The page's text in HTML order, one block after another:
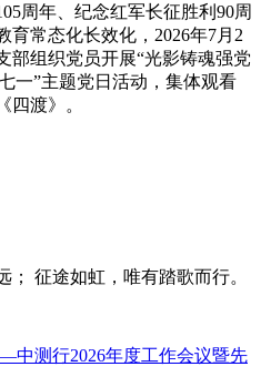
周年、纪念红军长征胜利90周
育常态化长效化，2026年7月2
部组织党员开展“光影铸魂强党
一”主题党日活动，集体观看
四渡》。
； 征途如虹，唯有踏歌而行。